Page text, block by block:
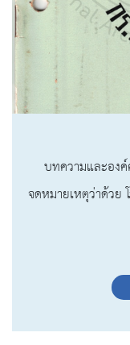
บทความและอง
จดหมายเหตุว่าด้วย